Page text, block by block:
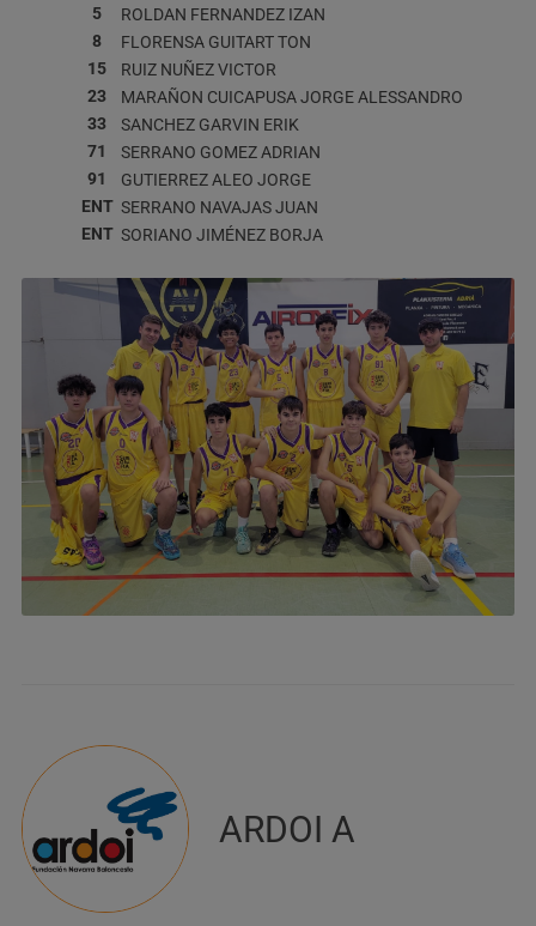
5
ROLDAN FERNANDEZ IZAN
8
FLORENSA GUITARTTON
15
RUIZ NUÑEZVICTOR
23
MARAÑON CUICAPUSAJORGE ALESSANDRO
33
SANCHEZ GARVIN ERIK
71
SERRANO GOMEZ ADRIAN
91
GUTIERREZ ALEO JORGE
ENT SERRANO NAVAJASJUAN
ENT SORIANO JIMÉNEZ BORJA
ARDOI A